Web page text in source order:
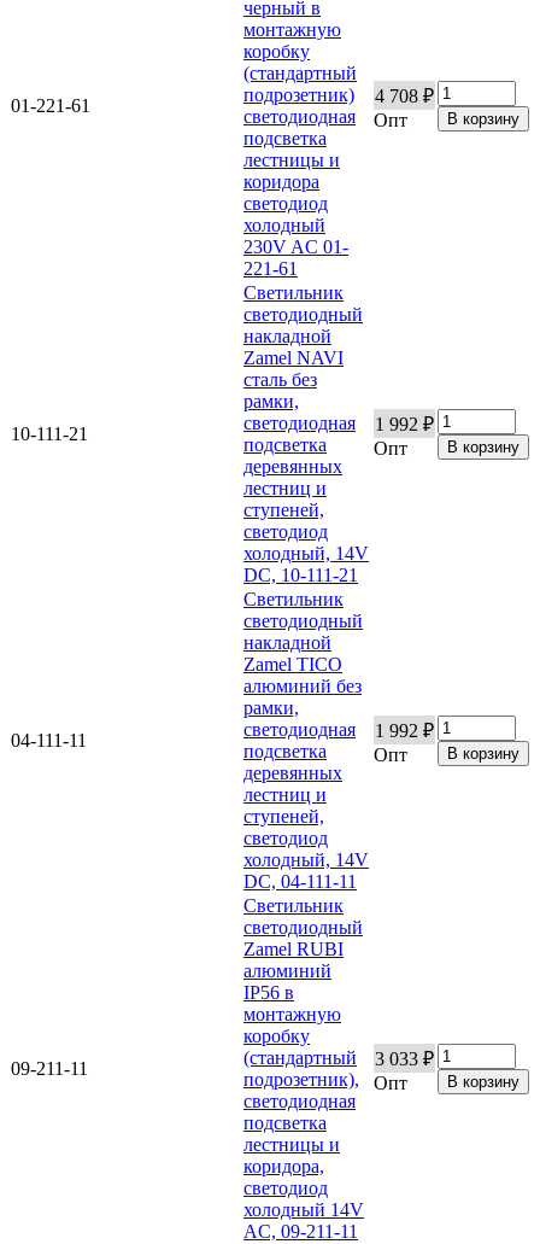
01-221-61
черный в
монтажную
коробку
(стандартный
подрозетник)
светодиодная
подсветка
лестницы и
коридора
светодиод
холодный
230V AC 01-
221-61
4 708 ₽
Опт
10-111-21
Светильник
светодиодный
накладной
Zamel NAVI
сталь без
рамки,
светодиодная
подсветка
деревянных
лестниц и
ступеней,
светодиод
холодный, 14V
DC, 10-111-21
1 992 ₽
Опт
04-111-11
Светильник
светодиодный
накладной
Zamel TICO
алюминий без
рамки,
светодиодная
подсветка
деревянных
лестниц и
ступеней,
светодиод
холодный, 14V
DC, 04-111-11
1 992 ₽
Опт
09-211-11
Светильник
светодиодный
Zamel RUBI
алюминий
IP56 в
монтажную
коробку
(стандартный
подрозетник),
светодиодная
подсветка
лестницы и
коридора,
светодиод
холодный 14V
AC, 09-211-11
3 033 ₽
Опт